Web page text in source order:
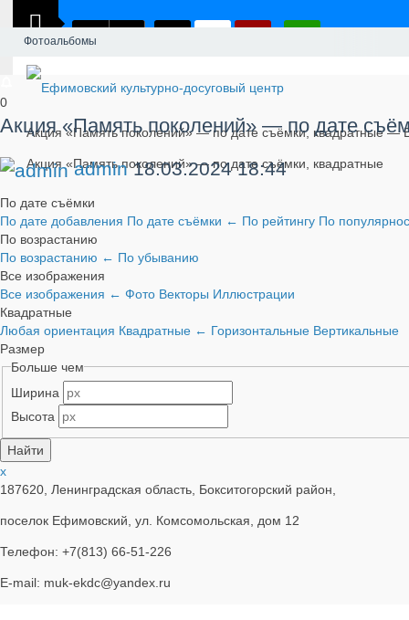
Акция «Память поколений» — по дате съёмки, квадратные —
Акция «Память поколений» — по дате съёмки, квадратные
Фотоальбомы
0
Акция «Память поколений» — по дате
admin 18.03.2024 18:44
По дате съёмки
По дате добавления По дате съёмки ← По рейтингу По
По возрастанию
По возрастанию ← По убыванию
Все изображения
Все изображения ← Фото Векторы Иллюстрации
Квадратные
Любая ориентация Квадратные ← Горизонтальные Вертикальные
Размер
Больше чем
Ширина
Высота
x
187620, Ленинградская область, Бокситогорский район,
поселок Ефимовский, ул. Комсомольская, дом 12
Телефон: +7(813) 66-51-226
E-mail: muk-ekdc@yandex.ru